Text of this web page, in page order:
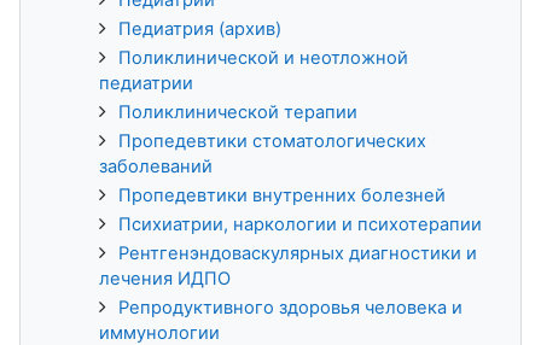
Педиатрия (архив)
Поликлинической и неотложной
педиатрии
Поликлинической терапии
Пропедевтики стоматологических
заболеваний
Пропедевтики внутренних болезней
Психиатрии, наркологии и психотерапии
Рентгенэндоваскулярных диагностики и
лечения ИДПО
Репродуктивного здоровья человека и
иммунологии